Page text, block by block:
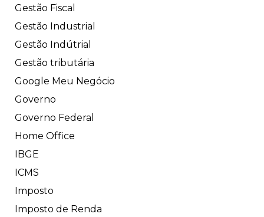
Gestão Fiscal
Gestão Industrial
Gestão Indútrial
Gestão tributária
Google Meu Negócio
Governo
Governo Federal
Home Office
IBGE
ICMS
Imposto
Imposto de Renda